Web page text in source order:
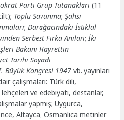
Parti Grup Tutanakları(11
Toplu Savunma;Şahsi
;Darağacındaki İstiklal
Serbest Fırka Anıları;İki
Bakanı Hayrettin
Tarihi Soyadı
Büyük Kongresi 1947vb. yayınları
çalışmaları: Türk dili,
ve edebiyatı, destanlar,
yapmış; Uygurca,
Altayca, Osmanlıca metinler